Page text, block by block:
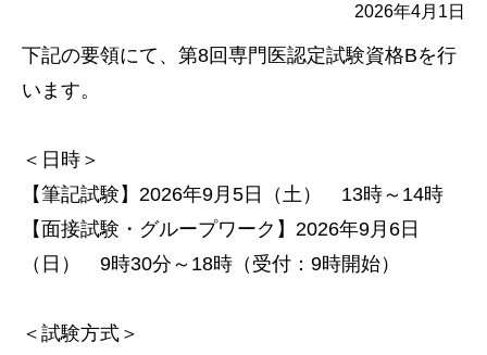
2026年4月1日
下記の要領にて、第8回専門医認定試験資格Bを行
います。
＜日時＞
【筆記試験】2026年9月5日（土） 13時～14時
【面接試験・グループワーク】2026年9月6日
（日） 9時30分～18時（受付：9時開始）
＜試験方式＞